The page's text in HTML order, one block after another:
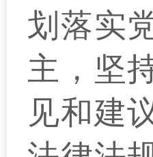
划落实
主，坚
见和建